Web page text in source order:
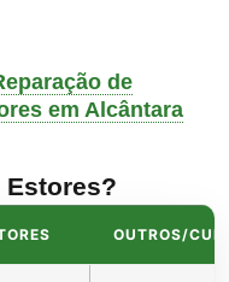
de
em Alcântara
Estores?
OUTROS/